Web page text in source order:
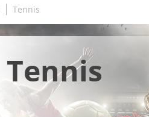
Tennis
Tennis